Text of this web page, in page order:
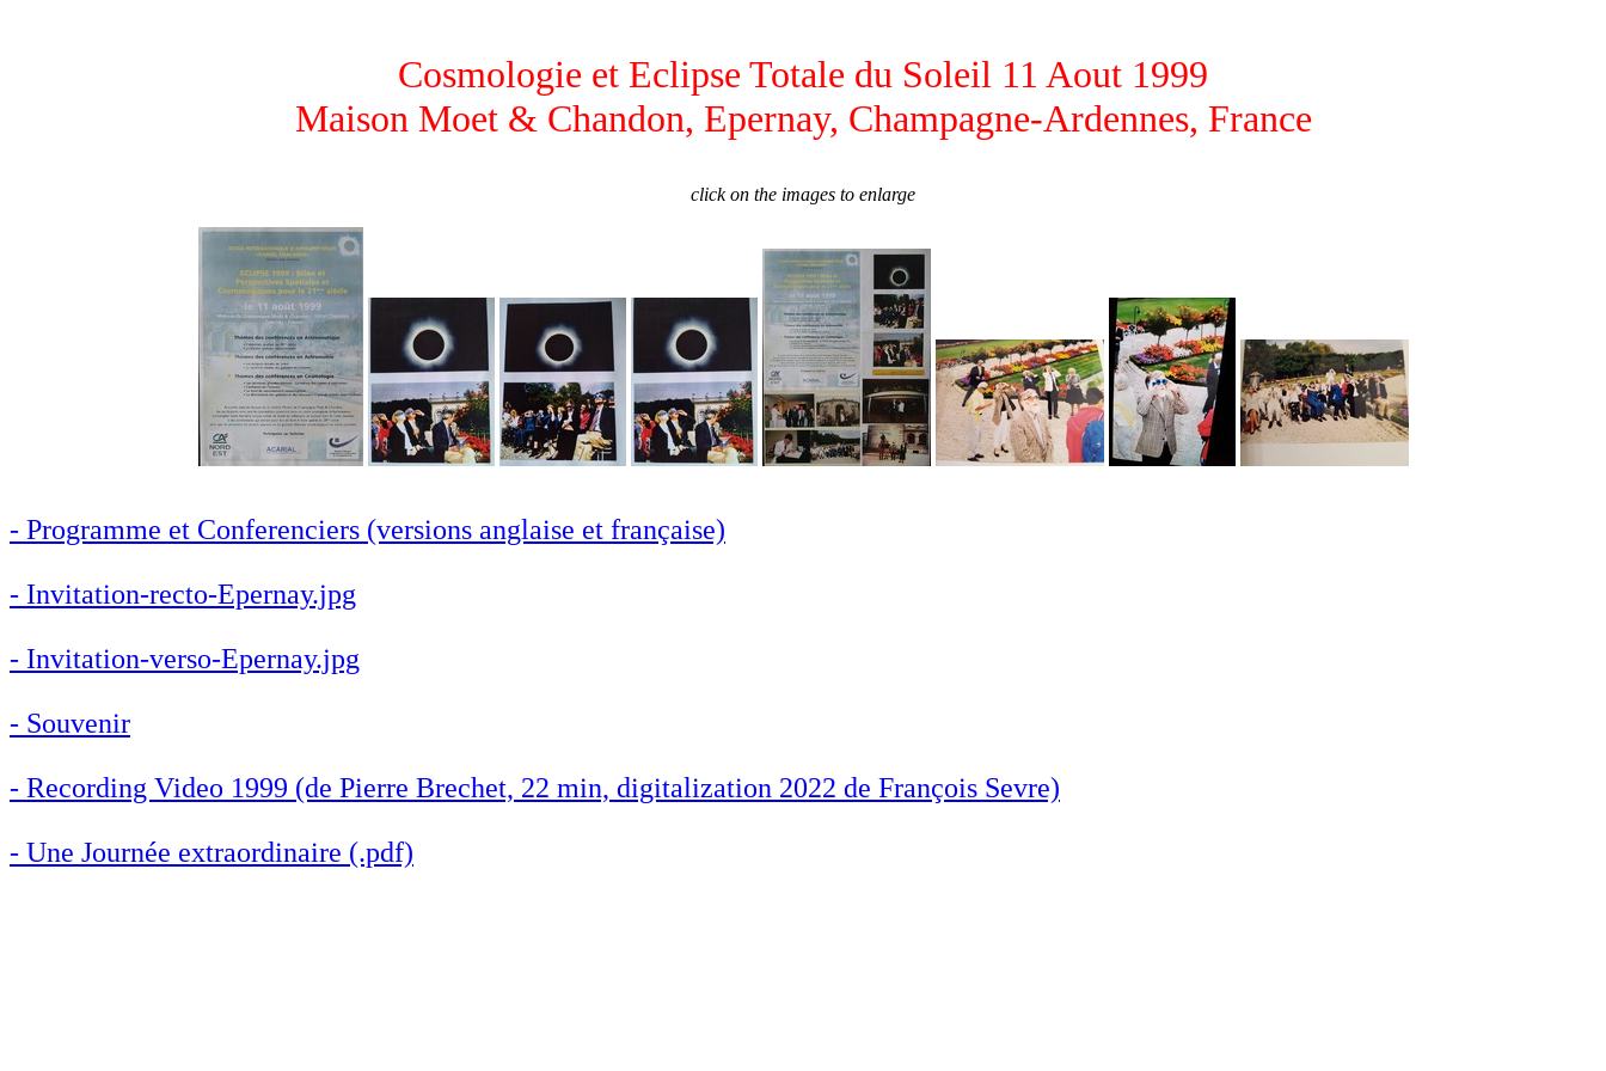
Cosmologie et Eclipse Totale du Soleil 11 Aout 1999
Maison Moet & Chandon, Epernay, Champagne-Ardennes, France
click on the images to enlarge
- Programme et Conferenciers (versions anglaise et française)
- Invitation-recto-Epernay.jpg
- Invitation-verso-Epernay.jpg
- Souvenir
- Recording Video 1999 (de Pierre Brechet, 22 min, digitalization 2022 de François Sevre)
- Une Journée extraordinaire (.pdf)